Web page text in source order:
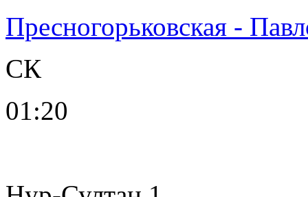
Пресногорьковская -
СК
01:20